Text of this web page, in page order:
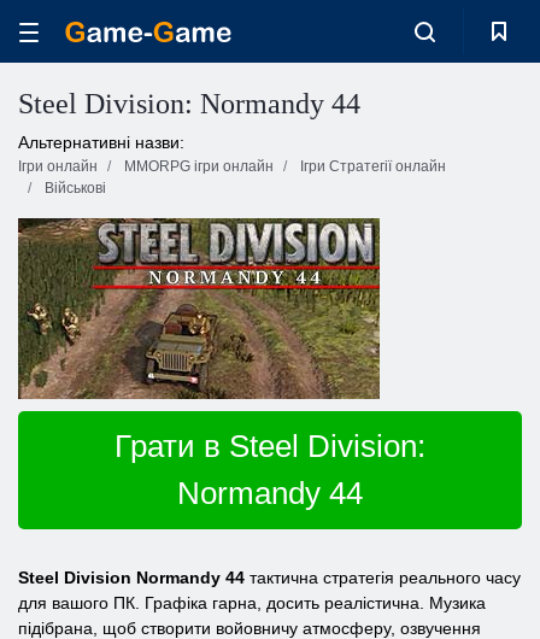
Steel Division: Normandy 44
Альтернативні назви:
Ігри онлайн MMORPG ігри онлайн
Ігри Стратегії онлайн
Військові
Грати в Steel Division:
Normandy 44
Steel Division Normandy 44 тактична стратегія реального часу
для вашого ПК. Графіка гарна, досить реалістична. Музика
підібрана, щоб створити войовничу атмосферу, озвучення